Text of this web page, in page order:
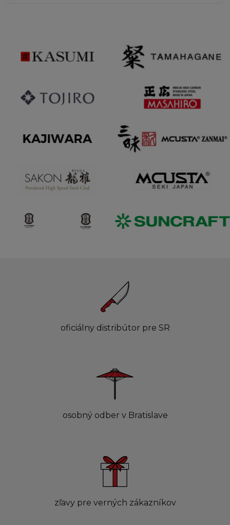
oficiálny distribútor pre SR
osobný odber v Bratislave
zľavy pre verných zákazníkov